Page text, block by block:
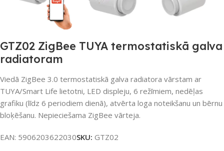
GTZ02 ZigBee TUYA termostatiskā galva
radiatoram
Viedā ZigBee 3.0 termostatiskā galva radiatora vārstam ar
TUYA/Smart Life lietotni, LED displeju, 6 režīmiem, nedēļas
grafiku (līdz 6 periodiem dienā), atvērta loga noteikšanu un bērnu
bloķēšanu. Nepieciešama ZigBee vārteja.
EAN: 5906203622030SKU: GTZ02